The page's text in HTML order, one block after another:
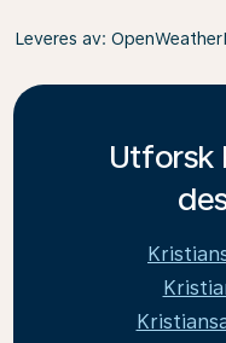
Leveres av:
Utforsk